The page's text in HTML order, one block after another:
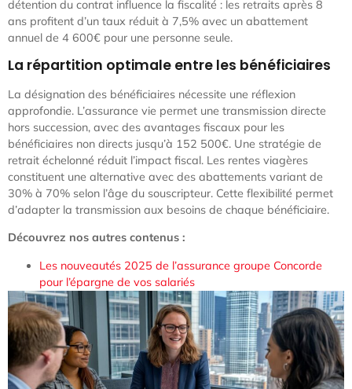
détention du contrat influence la fiscalité : les retraits après 8
ans profitent d’un taux réduit à 7,5% avec un abattement
annuel de 4 600€ pour une personne seule.
La répartition optimale entre les bénéficiaires
La désignation des bénéficiaires nécessite une réflexion
approfondie. L’assurance vie permet une transmission directe
hors succession, avec des avantages fiscaux pour les
bénéficiaires non directs jusqu’à 152 500€. Une stratégie de
retrait échelonné réduit l’impact fiscal. Les rentes viagères
constituent une alternative avec des abattements variant de
30% à 70% selon l’âge du souscripteur. Cette flexibilité permet
d’adapter la transmission aux besoins de chaque bénéficiaire.
Découvrez nos autres contenus :
Les nouveautés 2025 de l’assurance groupe Concorde
pour l’épargne de vos salariés